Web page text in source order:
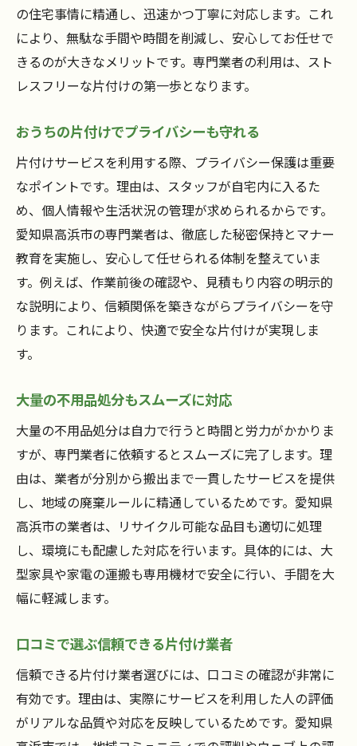
の住宅事情に精通し、迅速かつ丁寧に対応します。これ
により、無駄な手間や時間を削減し、安心してお任せで
きるのが大きなメリットです。専門業者の利用は、スト
レスフリーな片付けの第一歩となります。
おうちの片付けでプライバシーも守れる
片付けサービスを利用する際、プライバシー保護は重要
なポイントです。理由は、スタッフが自宅内に入るた
め、個人情報や生活状況の管理が求められるからです。
愛知県高浜市の専門業者は、徹底した秘密保持とマナー
教育を実施し、安心して任せられる体制を整えていま
す。例えば、作業前後の確認や、見積もり内容の明示的
な説明により、信頼関係を築きながらプライバシーを守
ります。これにより、快適で安全な片付けが実現しま
す。
大量の不用品処分もスムーズに対応
大量の不用品処分は自力で行うと時間と労力がかかりま
すが、専門業者に依頼するとスムーズに完了します。理
由は、業者が分別から搬出まで一貫したサービスを提供
し、地域の廃棄ルールに精通しているためです。愛知県
高浜市の業者は、リサイクル可能な品目も適切に処理
し、環境にも配慮した対応を行います。具体的には、大
型家具や家電の運搬も専用機材で安全に行い、手間を大
幅に軽減します。
口コミで選ぶ信頼できる片付け業者
信頼できる片付け業者選びには、口コミの確認が非常に
有効です。理由は、実際にサービスを利用した人の評価
がリアルな品質や対応を反映しているためです。愛知県